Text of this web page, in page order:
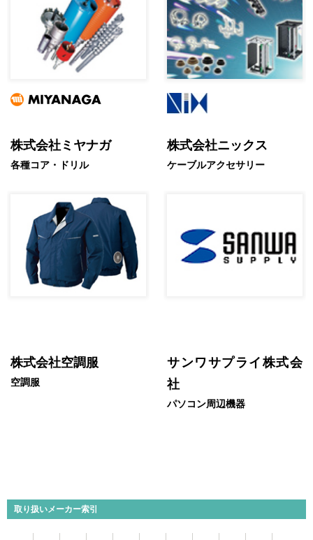
株式会社ミヤナガ
各種コア・ドリル
株式会社ニックス
ケーブルアクセサリー
株式会社空調服
空調服
サンワサプライ株式会
社
パソコン周辺機器
取り扱いメーカー索引